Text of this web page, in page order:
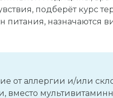
подберёт курс
питания, назначаются
от аллергии и/или
вместо